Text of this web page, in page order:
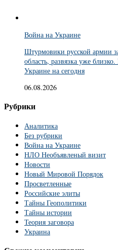
Война на Украине
Штурмовики русской армии
область, развязка уже
Украине на сегодня
06.08.2026
Рубрики
Аналитика
Без рубрики
Война на Украине
НЛО Необъявленый визит
Новости
Новый Мировой Порядок
Просветленные
Российские элиты
Тайны Геополитики
Тайны истории
Теория заговора
Украина